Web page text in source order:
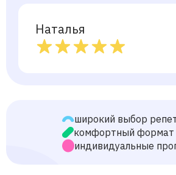
Наталья
широкий выбор
комфортный формат
индивидуальные